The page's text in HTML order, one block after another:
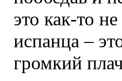
это как-то
испанца –
громкий